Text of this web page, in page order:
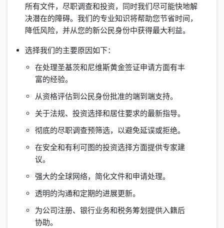
所有文件，尽职调查和投资，同时我们尽可能快地解
决潜在的障碍。我们的专业知识将帮助您节省时间，
降低风险，并从您的新公民身份中获得最大利益。
选择我们的主要原因如下：
在处理圣基茨和尼维斯黄金签证申请方面有丰
富的经验。
从资格评估到公民身份批准的端到端支持。
关于法规、投资选择和居住要求的最新指导。
彻底的尽职调查预筛选，以避免延误或拒绝。
在安全和有利可图的投资选择方面提供专家建
议。
强大的全球网络，简化文件和申请处理。
透明的沟通和定期的进展更新。
为公司注册、银行业务和税务筹划提供入籍后
协助。